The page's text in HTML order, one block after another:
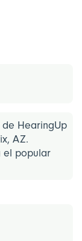
HearingUp
AZ.
el popular